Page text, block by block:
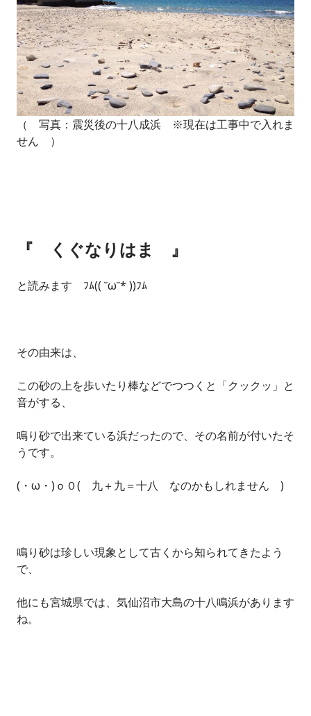
（ 写真：震災後の十八成浜 ※現在は工事中で入れま
せん ）
『 くぐなりはま 』
と読みます ﾌﾑ(( ˘ω˘* ))ﾌﾑ
その由来は、
この砂の上を歩いたり棒などでつつくと「クックッ」と
音がする、
鳴り砂で出来ている浜だったので、その名前が付いたそ
うです。
(・ω・)ｏ０( 九＋九＝十八 なのかもしれません )
鳴り砂は珍しい現象として古くから知られてきたよう
で、
他にも宮城県では、気仙沼市大島の十八鳴浜があります
ね。